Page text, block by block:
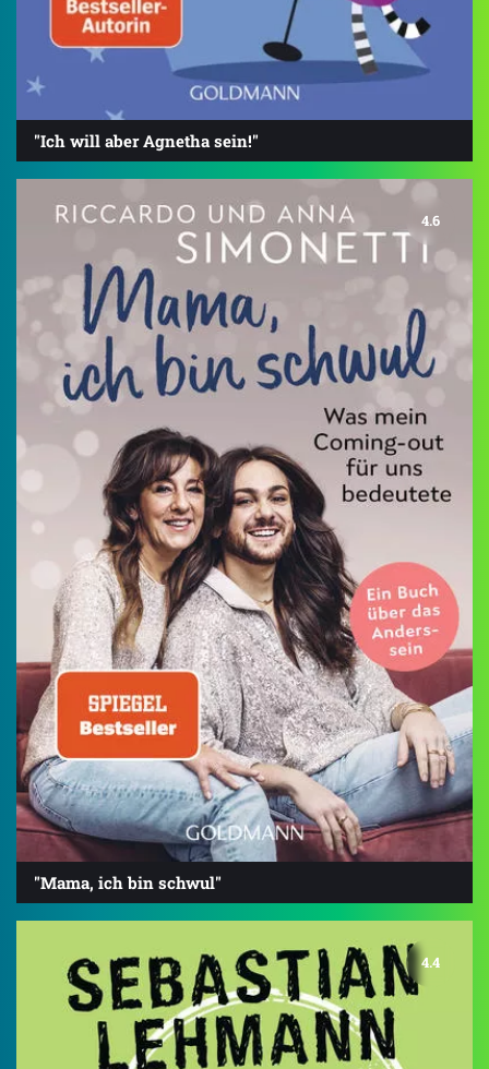
"Ich will aber Agnetha sein!"
4.6
"Mama, ich bin schwul"
4.4